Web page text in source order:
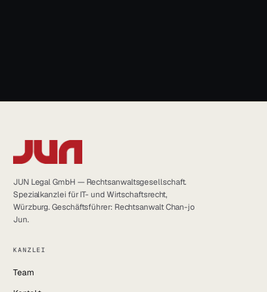
JUN Legal GmbH — Rechtsanwaltsgesellschaft.
Spezialkanzlei für IT- und Wirtschaftsrecht,
Würzburg. Geschäftsführer: Rechtsanwalt Chan-jo
Jun.
KANZLEI
Team